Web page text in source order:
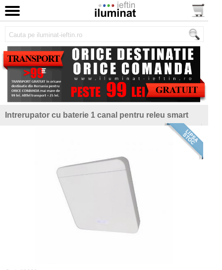
Intrerupator cu baterie 1 canal pentru releu smart